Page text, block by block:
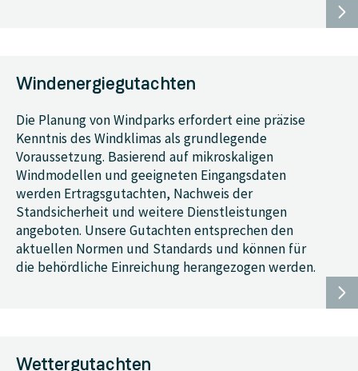
Windenergiegutachten
Die Planung von Windparks erfordert eine präzise
Kenntnis des Windklimas als grundlegende
Voraussetzung. Basierend auf mikroskaligen
Windmodellen und geeigneten Eingangsdaten
werden Ertragsgutachten, Nachweis der
Standsicherheit und weitere Dienstleistungen
angeboten. Unsere Gutachten entsprechen den
aktuellen Normen und Standards und können für
die behördliche Einreichung herangezogen werden.
Wettergutachten